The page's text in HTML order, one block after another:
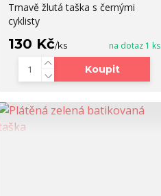
Tmavě žlutá taška s černými
cyklisty
130 Kč/ks na dotaz 1 ks
Koupit